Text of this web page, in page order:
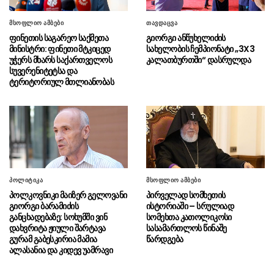
დამზადება-გასაღების ფაქტზე სამი პირი
დააკავა
07.08 - 11:19“შეერთებული შტატები კვლავაც
ღრმად შეშფოთებულია რუსეთის მიერ
საქართველოს ტერიტორიის განგრძობადი
ოკუპაციით”
07.08 - 10:56სამართალდამცველებმა
სამეგრელოსა და იმერეთში
ნარკოდანაშაულის ბრალდებით 3 პირი
დააკავეს (ვიდეო)
07.08 - 10:54პოლიციამ კომპიუტერული
მონაცემების ხელყოფის ბრალდებით 1 პირი
დააკავა (ვიდეო)
07.08 - 10:50აჭარის პოლიციამ თურქეთის
მიერ ძებნილი 2 პირი დააკავა (ვიდეო)
07.08 - 10:40სახელმწიფო დეპარტამენტი
მსოფლიო ამბები
ფინეთის საგარეო საქმეთა
მინისტრი: ფინეთი მტკიცედ
უჭერს მხარს საქართველოს
სუვერენიტეტსა და
ტერიტორიულ მთლიანობას
თავდაცვა
გიორგი ანწუხელიძის
სახელობის ჩემპიონატი „3X3
კალათბურთში“ დასრულდა
პოლიტიკა
პოლკოვნიკი მაიზერ გელოვანი
გიორგი ბარამიძის
განცხადებაზე: სოხუმში ვინ
დახვრიტა ჟიული შარტავა
გურამ გაბესკირია მამია
ალასანია და კიდევ უამრავი
მსოფლიო ამბები
პირველად სომხეთის
ისტორიაში – სრულიად
სომეხთა კათოლიკოსი
სასამართლოს წინაშე
წარდგება